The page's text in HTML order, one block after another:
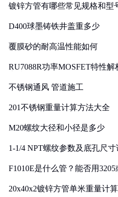
镀锌方管有哪些常见规格和型
D400球墨铸铁井盖重多少
覆膜砂的耐高温性能如何
RU7088R功率MOSFET特性
不锈钢通风 管道施工
201不锈钢重量计算方法大全
M20螺纹大径和小径是多少
1-1/4 NPT螺纹参数及底孔尺寸
F1010E是什么管？能否用3205
20x40x2镀锌方管单米重量计